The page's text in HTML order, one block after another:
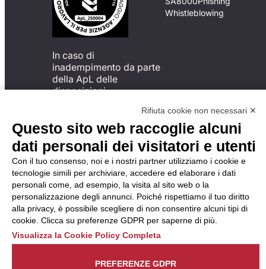
In caso di
inadempimento da parte
della ApL delle
disposizioni
possibile presentare un
reclamo
all’Organismo di
Monitoraggio utilizzando
una delle modalità
descritte al seguente
indirizzo web
https://odm-
agenzielavoro.it/reclami/.
Whistleblowing
Rifiuta cookie non necessari ✕
Questo sito web raccoglie alcuni
dati personali dei visitatori e utenti
Con il tuo consenso, noi e i nostri partner utilizziamo i cookie e
tecnologie simili per archiviare, accedere ed elaborare i dati
personali come, ad esempio, la visita al sito web o la
personalizzazione degli annunci. Poiché rispettiamo il tuo diritto
alla privacy, è possibile scegliere di non consentire alcuni tipi di
cookie. Clicca su preferenze GDPR per saperne di più.
Visualizza la Cookie Policy Completa
PREFERENZE GDPR